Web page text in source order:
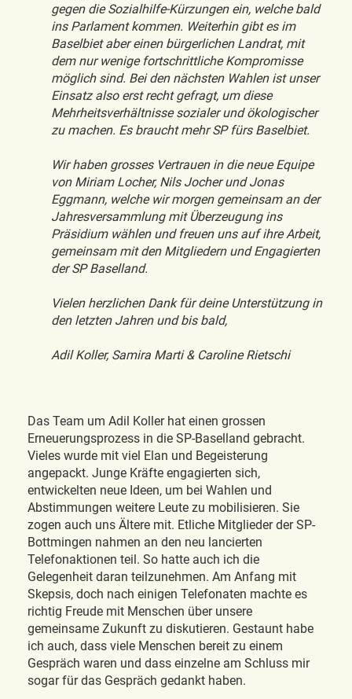
gegen die Sozialhilfe-Kürzungen ein, welche bald
ins Parlament kommen. Weiterhin gibt es im
Baselbiet aber einen bürgerlichen Landrat, mit
dem nur wenige fortschrittliche Kompromisse
möglich sind. Bei den nächsten Wahlen ist unser
Einsatz also erst recht gefragt, um diese
Mehrheitsverhältnisse sozialer und ökologischer
zu machen. Es braucht mehr SP fürs Baselbiet.
Wir haben grosses Vertrauen in die neue Equipe
von Miriam Locher, Nils Jocher und Jonas
Eggmann, welche wir morgen gemeinsam an der
Jahresversammlung mit Überzeugung ins
Präsidium wählen und freuen uns auf ihre Arbeit,
gemeinsam mit den Mitgliedern und Engagierten
der SP Baselland.
Vielen herzlichen Dank für deine Unterstützung in
den letzten Jahren und bis bald,
Adil Koller, Samira Marti & Caroline Rietschi
Das Team um Adil Koller hat einen grossen
Erneuerungsprozess in die SP-Baselland gebracht.
Vieles wurde mit viel Elan und Begeisterung
angepackt. Junge Kräfte engagierten sich,
entwickelten neue Ideen, um bei Wahlen und
Abstimmungen weitere Leute zu mobilisieren. Sie
zogen auch uns Ältere mit. Etliche Mitglieder der SP-
Bottmingen nahmen an den neu lancierten
Telefonaktionen teil. So hatte auch ich die
Gelegenheit daran teilzunehmen. Am Anfang mit
Skepsis, doch nach einigen Telefonaten machte es
richtig Freude mit Menschen über unsere
gemeinsame Zukunft zu diskutieren. Gestaunt habe
ich auch, dass viele Menschen bereit zu einem
Gespräch waren und dass einzelne am Schluss mir
sogar für das Gespräch gedankt haben.